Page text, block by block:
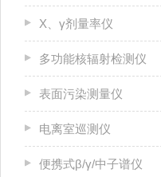
X、γ剂量率仪
多功能核辐射检测仪
表面污染测量仪
电离室巡测仪
便携式β/γ/中子谱仪